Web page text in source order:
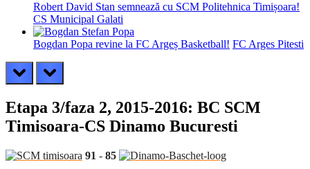
Robert David Stan semnează cu SCM Politehnica Timișoara!
CS Municipal Galati
Bogdan Popa revine la FC Argeș Basketball! FC Arges Pitesti
prev next
Etapa 3/faza 2, 2015-2016: BC SCM
Timisoara-CS Dinamo Bucuresti
91 - 85